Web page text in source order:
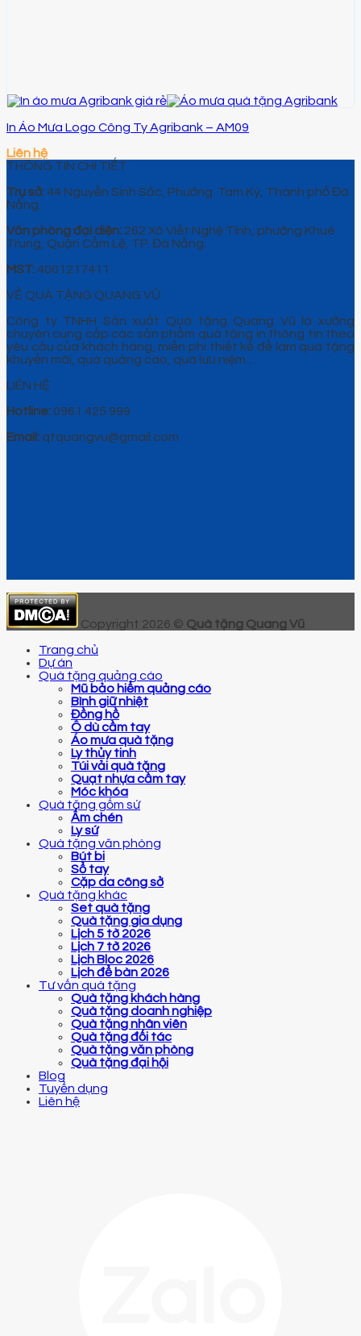
In Áo Mưa Logo Công Ty Agribank – AM09
Liên hệ
THÔNG TIN CHI TIẾT
Trụ sở: 44 Nguyễn Sinh Sắc, Phường Tam Kỳ, Thành phố Đà
Nẵng.
Văn phòng đại diện: 262 Xô Viết Nghệ Tĩnh, phường Khuê
Trung, Quận Cẩm Lệ, TP. Đà Nẵng.
MST: 4001217411
VỀ QUÀ TẶNG QUANG VŨ
Công ty TNHH Sản xuất Quà tặng Quang Vũ là xưởng
chuyên cung cấp các sản phẩm quà tặng in thông tin theo
yêu cầu của khách hàng, miễn phí thiết kế để làm quà tặng
khuyến mãi, quà quảng cáo, quà lưu niệm…
LIÊN HỆ
Hotline: 0961 425 999
Email: qtquangvu@gmail.com
Copyright 2026 © Quà tặng Quang Vũ
Trang chủ
Dự án
Quà tặng quảng cáo
Mũ bảo hiểm quảng cáo
Bình giữ nhiệt
Đồng hồ
Ô dù cầm tay
Áo mưa quà tặng
Ly thủy tinh
Túi vải quà tặng
Quạt nhựa cầm tay
Móc khóa
Quà tặng gốm sứ
Ấm chén
Ly sứ
Quà tặng văn phòng
Bút bi
Sổ tay
Cặp da công sở
Quà tặng khác
Set quà tặng
Quà tặng gia dụng
Lịch 5 tờ 2026
Lịch 7 tờ 2026
Lịch Bloc 2026
Lịch để bàn 2026
Tư vấn quà tặng
Quà tặng khách hàng
Quà tặng doanh nghiệp
Quà tặng nhân viên
Quà tặng đối tác
Quà tặng văn phòng
Quà tặng đại hội
Blog
Tuyển dụng
Liên hệ